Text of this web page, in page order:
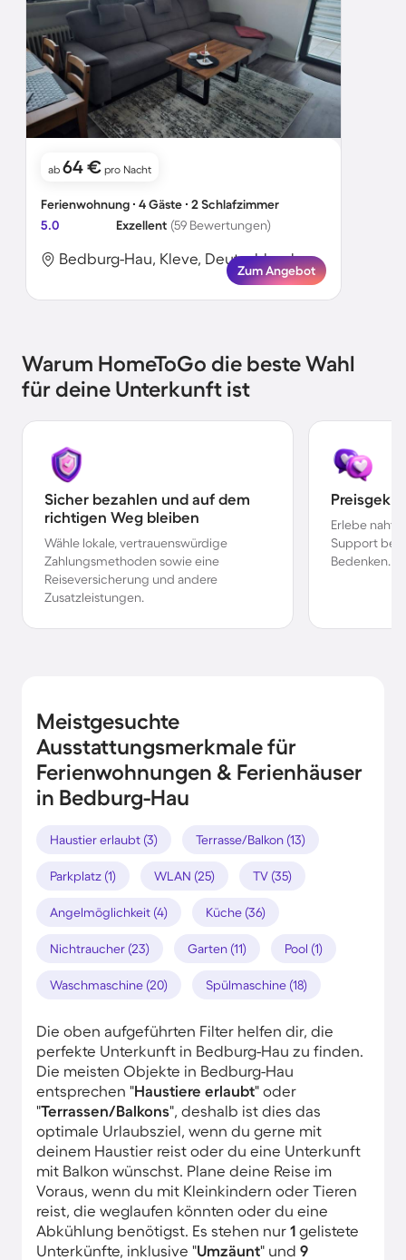
ab 64 € pro Nacht
Ferienwohnung ∙ 4 Gäste ∙ 2 Schlafzimmer
5.0
Exzellent (59 Bewertungen)
Bedburg-Hau, Kleve, Deutschland
Zum Angebot
Warum HomeToGo die beste Wahl
für deine Unterkunft ist
Sicher bezahlen und auf dem
richtigen Weg bleiben
Wähle lokale, vertrauenswürdige
Zahlungsmethoden sowie eine
Reiseversicherung und andere
Zusatzleistungen.
Erlebe
Support bei
Bedenken.
Meistgesuchte
Ausstattungsmerkmale für
Ferienwohnungen & Ferienhäuser
in Bedburg-Hau
Haustier erlaubt (3) Terrasse/Balkon (13)
Parkplatz (1) WLAN (25) TV (35)
Angelmöglichkeit (4) Küche (36)
Nichtraucher (23) Garten (11) Pool (1)
Waschmaschine (20) Spülmaschine (18)
Die oben aufgeführten Filter helfen dir, die
perfekte Unterkunft in Bedburg-Hau zu finden.
Die meisten Objekte in Bedburg-Hau
entsprechen "Haustiere erlaubt" oder
"Terrassen/Balkons", deshalb ist dies das
optimale Urlaubsziel, wenn du gerne mit
deinem Haustier reist oder du eine Unterkunft
mit Balkon wünschst. Plane deine Reise im
Voraus, wenn du mit Kleinkindern oder Tieren
reist, die weglaufen könnten oder du eine
Abkühlung benötigst. Es stehen nur 1 gelistete
Unterkünfte, inklusive "Umzäunt" und 9